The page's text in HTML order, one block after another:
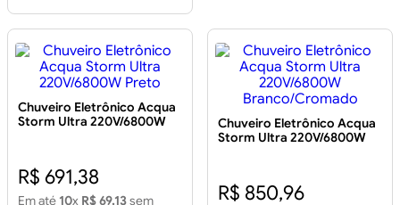
Chuveiro Eletrônico Acqua
Storm Ultra 220V/6800W
R$ 691,38
Em até 10x R$ 69,13sem
Chuveiro Eletrônico Acqua
Storm Ultra 220V/6800W
R$ 850,96